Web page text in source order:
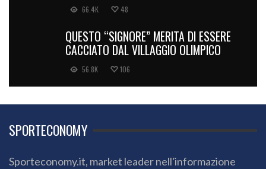
66.4K 48
QUESTO “SIGNORE” MERITA DI ESSERE
CACCIATO DAL VILLAGGIO OLIMPICO
56.8K 106
SPORTECONOMY
Sporteconomy.it, market leader nell'informazione